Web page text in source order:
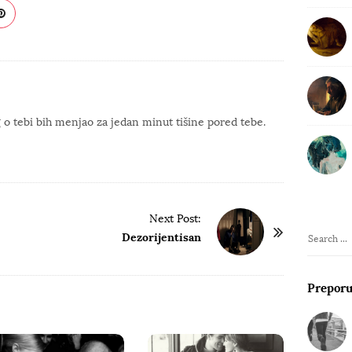
o tebi bih menjao za jedan minut tišine pored tebe.
Next Post:
Dezorijentisan
S
a
c
h